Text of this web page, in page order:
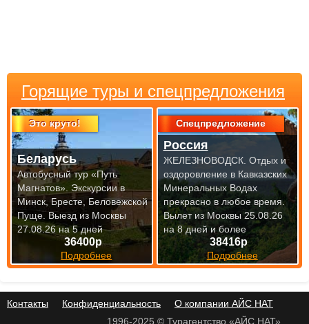
Горящие туры и спецпредложения
Это круто!
36400р
Подробнее
Беларусь
Автобусный тур «Путь
Магнатов». Экскурсии в
Минск, Бресте, Беловежской
Пуще. Выезд из Москвы
27.08.26 на 5 дней
Спецпредложение
38416р
Подробнее
Россия
ЖЕЛЕЗНОВОДСК. Отдых и
оздоровление в Кавказских
Минеральных Водах
прекрасно в любое время.
Вылет из Москвы 25.08.26
на 8 дней и более
Контакты Конфиденциальность
О компании АЙС НАТ
1996-2025 © Турагентство «АЙС НАТ»